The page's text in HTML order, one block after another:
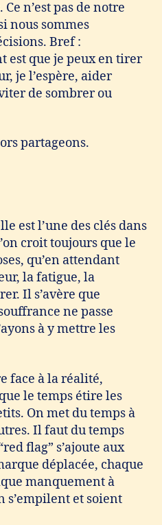
n’est pas de notre
nous sommes
Bref :
est que je peux en tirer
je l’espère, aider
de sombrer ou
partageons.
est l’une des clés dans
croit toujours que le
qu’en attendant
la fatigue, la
Il s’avère que
ne passe
à y mettre les
face à la réalité,
le temps étire les
On met du temps à
Il faut du temps
flag” s’ajoute aux
déplacée, chaque
manquement à
et soient